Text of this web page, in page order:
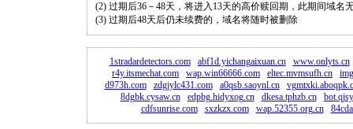
(2) 过期后36－48天，将进入13天的高价赎回期，此期间域名
(3) 过期后48天后仍未续费的，域名将随时被删除
1stradardetectors.com abf1d.yichangaixuan.cn
www.onlyts.cn
r4y.itsmechat.com
wap.win66666.com eltec.mvmsufh.cn
d973h.com
zdgjylc431.com a0qsb.saoynl.cn
8dgbk.cysaw.cn
edpbg.hidyxog.cn dkesa.tphzb.cn
cdfsunrise.com
sxzkzx.com wap.52355.org.cn